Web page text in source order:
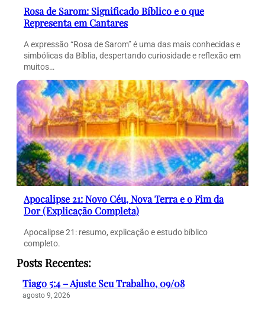
Rosa de Sarom: Significado Bíblico e o que
Representa em Cantares
A expressão “Rosa de Sarom” é uma das mais conhecidas e
simbólicas da Bíblia, despertando curiosidade e reflexão em
muitos…
Apocalipse 21: Novo Céu, Nova Terra e o Fim da
Dor (Explicação Completa)
Apocalipse 21: resumo, explicação e estudo bíblico
completo.
Posts Recentes:
Tiago 5:4 – Ajuste Seu Trabalho, 09/08
agosto 9, 2026